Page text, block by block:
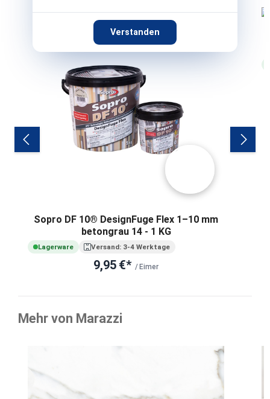
Verstanden
Sopro DF 10® DesignFuge Flex 1–10 mm
betongrau 14 - 1 KG
Lagerware Versand: 3-4 Werktage
9,95 €* / Eimer
Mehr von Marazzi